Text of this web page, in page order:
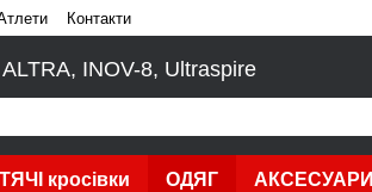
Контакти
INOV-8, Ultraspire
кросівки ОДЯГ АКСЕСУАРИ